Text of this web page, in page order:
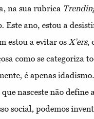
na sua rubrica
Este ano, estou a
estou a evitar os X’ers,
como se categoriza
é apenas
que nasceste não
social, podemos